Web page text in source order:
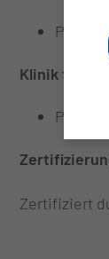
Prof.
Klinik für
PD Dr.
Zertifiziert